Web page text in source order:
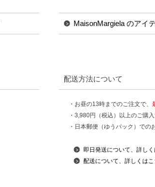
MaisonMargiela のアイ
配送方法について
・お昼の13時までのご注文で、
・3,980円（税込）以上のご購
・日本郵便（ゆうパック）での
即日発送について、詳しく
配送について、詳しくはこ